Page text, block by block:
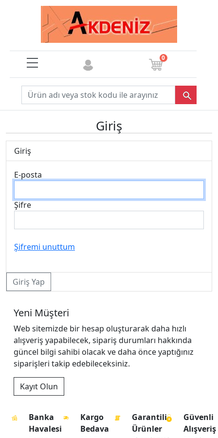
0
Giriş
Giriş
E-posta
Şifre
Şifremi unuttum
Giriş Yap
Yeni Müşteri
Web sitemizde bir hesap oluşturarak daha hızlı
alışveriş yapabilecek, sipariş durumları hakkında
güncel bilgi sahibi olacak ve daha önce yaptığınız
siparişleri takip edebileceksiniz.
Banka
Havalesi
Kargo
Bedava
Garantili
Ürünler
Güvenli
Alışveriş